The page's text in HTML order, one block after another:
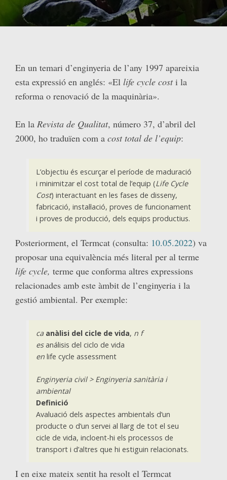
En un temari d’enginyeria de l’any 1997 apareixia
esta expressió en anglés: «El life cycle costi la
reforma o renovació de la maquinària».
En la Revista de Qualitat, número 37, d’abril del
2000, ho traduïen com a cost total de l’equip:
L’objectiu és escurçar el període de maduració
i minimitzar el cost total de l’equip (Life Cycle
Cost) interactuant en les fases de disseny,
fabricació, instal·lació, proves de funcionament
i proves de producció, dels equips productius.
Posteriorment, el Termcat (consulta: 10.05.2022) va
proposar una equivalència més literal per al terme
life cycle, terme que conforma altres expressions
relacionades amb este àmbit de l’enginyeria i la
gestió ambiental. Per exemple:
ca anàlisi del cicle de vida, n f
esanálisis del ciclo de vida
enlife cycle assessment
Enginyeria civil > Enginyeria sanitària i
ambiental
Definició
Avaluació dels aspectes ambientals d’un
producte o d’un servei al llarg de tot el seu
cicle de vida, incloent-hi els processos de
transport i d’altres que hi estiguin relacionats.
I en eixe mateix sentit ha resolt el Termcat